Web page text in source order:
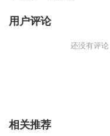
用户评论
还没有评论
相关推荐